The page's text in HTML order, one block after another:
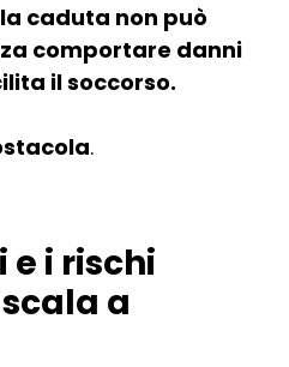
la caduta non può
comportare danni
il soccorso.
.
i rischi
a